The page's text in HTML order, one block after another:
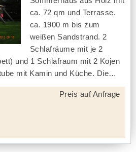
ca. 72 qm und Terrasse.
ca. 1900 m bis zum
weißen Sandstrand. 2
Schlafräume mit je 2
und 1 Schlafraum mit 2 Kojen
mit Kamin und Küche. Die
Preis auf Anfrage